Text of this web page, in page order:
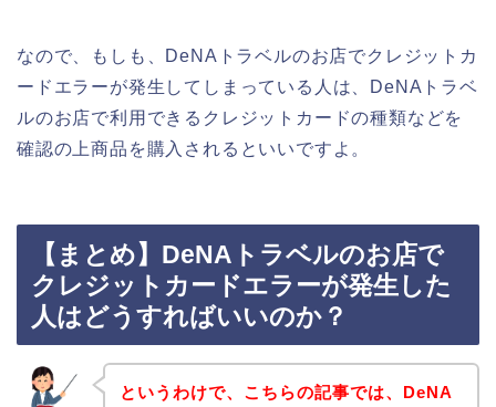
なので、もしも、DeNAトラベルのお店でクレジットカ
ードエラーが発生してしまっている人は、DeNAトラベ
ルのお店で利用できるクレジットカードの種類などを
確認の上商品を購入されるといいですよ。
【まとめ】DeNAトラベルのお店で
クレジットカードエラーが発生した
人はどうすればいいのか？
というわけで、こちらの記事では、DeNA